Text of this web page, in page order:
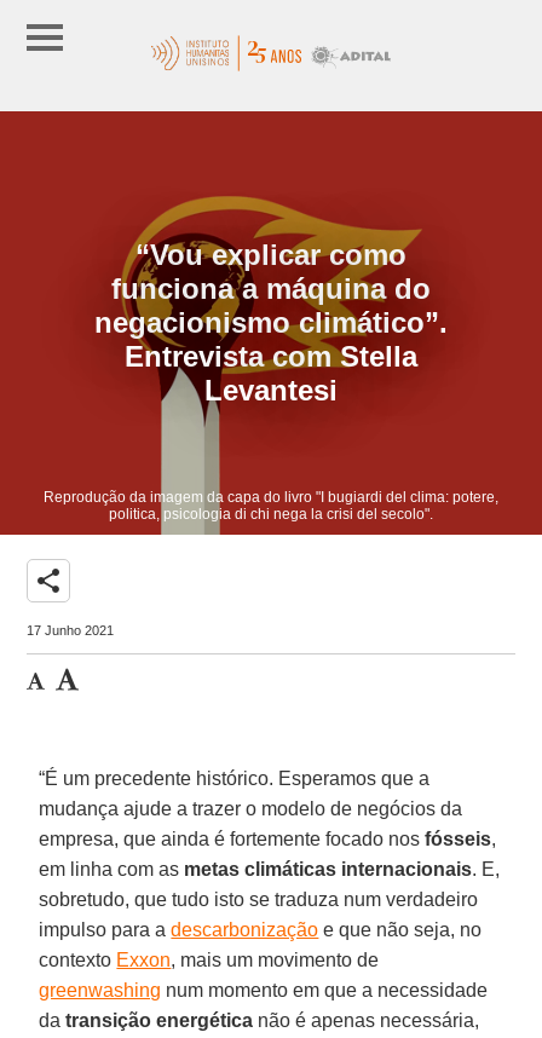
“Vou explicar como
funciona a máquina do
negacionismo climático”.
Entrevista com Stella
Levantesi
Reprodução da imagem da capa do livro "I bugiardi del clima: potere,
politica, psicologia di chi nega la crisi del secolo".
share
17 Junho 2021
“É um precedente histórico. Esperamos que a
mudança ajude a trazer o modelo de negócios da
empresa, que ainda é fortemente focado nosfósseis,
em linha com as metas climáticas internacionais. E,
sobretudo, que tudo isto se traduza num verdadeiro
impulso para adescarbonização e que não seja, no
contexto Exxon, mais um movimento de
greenwashing num momento em que a necessidade
datransição energética não é apenas necessária,